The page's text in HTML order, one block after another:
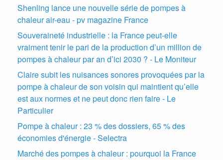
Shenling lance une nouvelle série de pompes à
chaleur air-eau - pv magazine France
Souveraineté industrielle : la France peut-elle
vraiment tenir le pari de la production d’un million de
pompes à chaleur par an d’ici 2030 ? - Le Moniteur
Claire subit les nuisances sonores provoquées par la
pompe à chaleur de son voisin qui maintient qu’elle
est aux normes et ne peut donc rien faire - Le
Particulier
Pompe à chaleur : 23 % des dossiers, 65 % des
économies d'énergie - Selectra
Marché des pompes à chaleur : pourquoi la France